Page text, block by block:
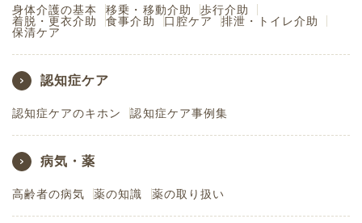
身体介護の基本 移乗・移動介助
歩行介助
着脱・更衣介助
食事介助 口腔ケア
排泄・トイレ介助
保清ケア
認知症ケア
認知症ケアのキホン 認知症ケア事例集
病気・薬
高齢者の病気 薬の知識 薬の取り扱い